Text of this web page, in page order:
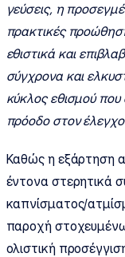
γεύσεις, η
πρακτικές
εθιστικά και
σύγχρονα και
κύκλος εθισμού που
πρόοδο στον
Καθώς η εξάρτηση
έντονα στερητικά
καπνίσματος/
παροχή
ολιστική